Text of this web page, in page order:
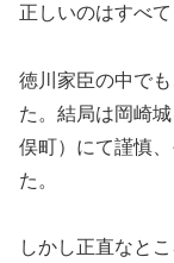
正しいのはすべて
徳川家臣の中で
た。結局は岡崎
俣町）にて謹慎
た。
しかし正直なと